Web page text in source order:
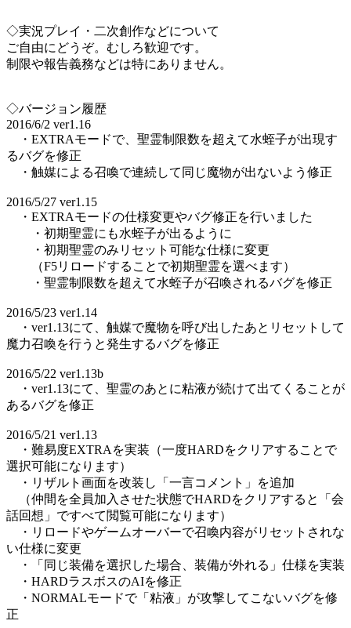
◇実況プレイ・二次創作などについて
ご自由にどうぞ。むしろ歓迎です。
制限や報告義務などは特にありません。
◇バージョン履歴
2016/6/2 ver1.16
・EXTRAモードで、聖霊制限数を超えて水蛭子が出現す
るバグを修正
・触媒による召喚で連続して同じ魔物が出ないよう修正
2016/5/27 ver1.15
・EXTRAモードの仕様変更やバグ修正を行いました
・初期聖霊にも水蛭子が出るように
・初期聖霊のみリセット可能な仕様に変更
（F5リロードすることで初期聖霊を選べます）
・聖霊制限数を超えて水蛭子が召喚されるバグを修正
2016/5/23 ver1.14
・ver1.13にて、触媒で魔物を呼び出したあとリセットして
魔力召喚を行うと発生するバグを修正
2016/5/22 ver1.13b
・ver1.13にて、聖霊のあとに粘液が続けて出てくることが
あるバグを修正
2016/5/21 ver1.13
・難易度EXTRAを実装（一度HARDをクリアすることで
選択可能になります）
・リザルト画面を改装し「一言コメント」を追加
（仲間を全員加入させた状態でHARDをクリアすると「会
話回想」ですべて閲覧可能になります）
・リロードやゲームオーバーで召喚内容がリセットされな
い仕様に変更
・「同じ装備を選択した場合、装備が外れる」仕様を実装
・HARDラスボスのAIを修正
・NORMALモードで「粘液」が攻撃してこないバグを修
正